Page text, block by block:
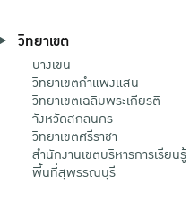
วิทยาเขต
บางเขน
วิทยาเขตกําแพงแสน
วิทยาเขตเฉลิมพระเกียรติ
จังหวัดสกลนคร
วิทยาเขตศรีราชา
สำนักงานเขตบริหารการเรียนรู้
พื้นที่สุพรรณบุรี